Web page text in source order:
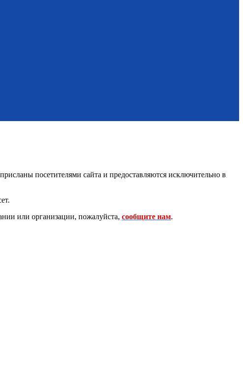
посетителями сайта и предоставляются исключительно в
или организации, пожалуйста, сообщите нам.